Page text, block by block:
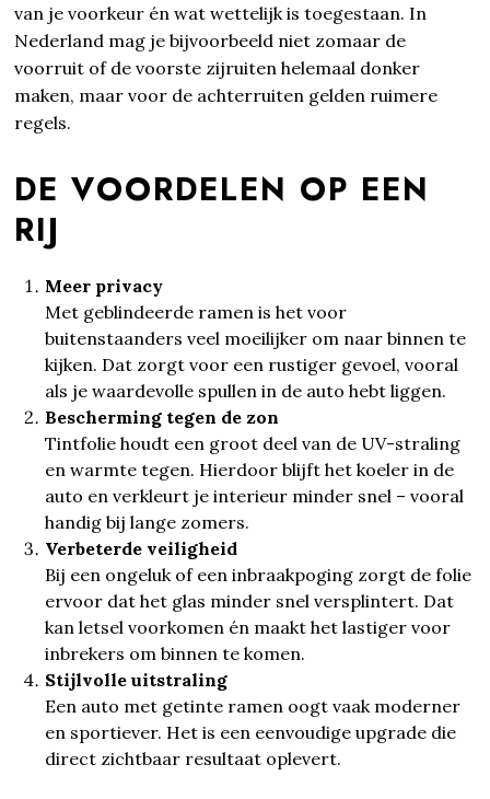
van je voorkeur én wat wettelijk is toegestaan. In
Nederland mag je bijvoorbeeld niet zomaar de
voorruit of de voorste zijruiten helemaal donker
maken, maar voor de achterruiten gelden ruimere
regels.
DE VOORDELEN OP EEN
RIJ
Meer privacy
Met geblindeerde ramen is het voor
buitenstaanders veel moeilijker om naar binnen te
kijken. Dat zorgt voor een rustiger gevoel, vooral
als je waardevolle spullen in de auto hebt liggen.
Bescherming tegen de zon
Tintfolie houdt een groot deel van de UV-straling
en warmte tegen. Hierdoor blijft het koeler in de
auto en verkleurt je interieur minder snel – vooral
handig bij lange zomers.
Verbeterde veiligheid
Bij een ongeluk of een inbraakpoging zorgt de folie
ervoor dat het glas minder snel versplintert. Dat
kan letsel voorkomen én maakt het lastiger voor
inbrekers om binnen te komen.
Stijlvolle uitstraling
Een auto met getinte ramen oogt vaak moderner
en sportiever. Het is een eenvoudige upgrade die
direct zichtbaar resultaat oplevert.